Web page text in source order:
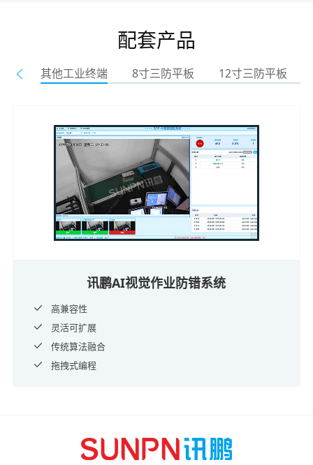
配套产品
其他工业终端 8寸三防平板 12寸三防平板
讯鹏AI视觉作业防错系统
高兼容性
灵活可扩展
传统算法融合
拖拽式编程